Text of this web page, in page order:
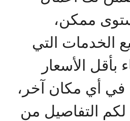
ممكن،
الخدمات التي
بأقل الأسعار
في أي مكان آخر،
التفاصيل من